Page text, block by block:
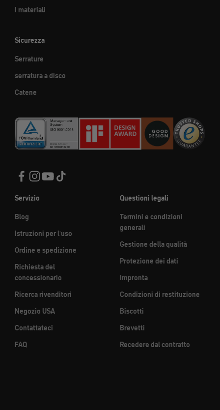
I materiali
Sicurezza
Serrature
serratura a disco
Catene
Servizio
Blog
Istruzioni per l'uso
Ordine e spedizione
Richiesta del
concessionario
Ricerca rivenditori
Negozio USA
Contattateci
FAQ
Questioni legali
Termini e condizioni
generali
Gestione della qualità
Protezione dei dati
Impronta
Condizioni di restituzione
Biscotti
Brevetti
Recedere dal contratto